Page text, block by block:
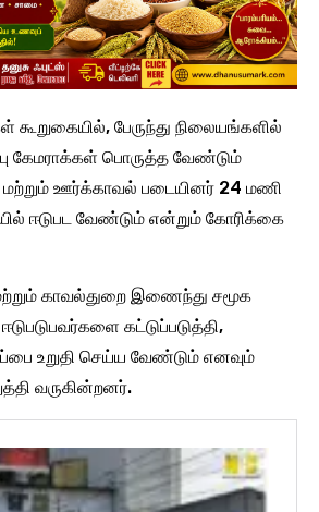
கூறுகையில், பேருந்து நிலையங்களில்
கேமராக்கள் பொருத்த வேண்டும்
ஊர்க்காவல் படையினர் 24 மணி
ஈடுபட வேண்டும் என்றும் கோரிக்கை
மற்றும் காவல்துறை இணைந்து சமூக
கட்டுப்படுத்தி,
உறுதி செய்ய வேண்டும் எனவும்
வருகின்றனர்.